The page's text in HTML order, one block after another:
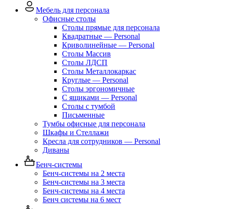
Мебель для персонала
Офисные столы
Столы прямые для персонала
Квадратные — Personal
Криволинейные — Personal
Столы Массив
Столы ЛДСП
Столы Металлокаркас
Круглые — Personal
Столы эргономичные
С ящиками — Personal
Столы с тумбой
Письменные
Тумбы офисные для персонала
Шкафы и Стеллажи
Кресла для сотрудников — Personal
Диваны
Бенч-системы
Бенч-системы на 2 места
Бенч-системы на 3 места
Бенч-системы на 4 места
Бенч системы на 6 мест